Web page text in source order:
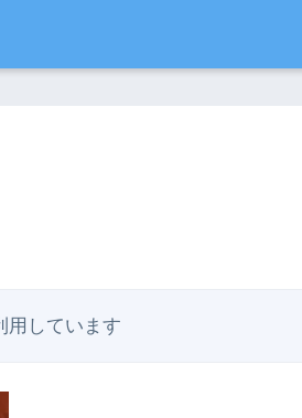
用しています